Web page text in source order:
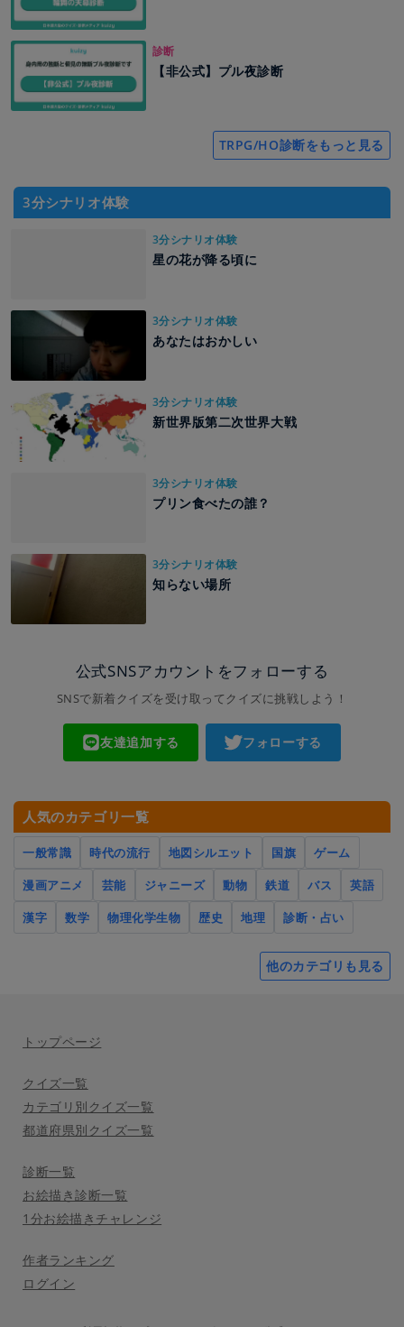
診断
【非公式】プル夜診断
TRPG/HO診断をもっと見る
3分シナリオ体験
3分シナリオ体験
星の花が降る頃に
3分シナリオ体験
あなたはおかしい
3分シナリオ体験
新世界版第二次世界大戦
3分シナリオ体験
プリン食べたの誰？
3分シナリオ体験
知らない場所
公式SNSアカウントをフォローする
SNSで新着クイズを受け取ってクイズに挑戦しよう！
友達追加する フォローする
人気のカテゴリ一覧
一般常識 時代の流行 地図シルエット 国旗
ゲーム
漫画アニメ
芸能 ジャニーズ 動物 鉄道 バス
英語
漢字
数学 物理化学生物 歴史 地理 診断・占い
他のカテゴリも見る
トップページ
クイズ一覧
カテゴリ別クイズ一覧
都道府県別クイズ一覧
診断一覧
お絵描き診断一覧
1分お絵描きチャレンジ
作者ランキング
ログイン